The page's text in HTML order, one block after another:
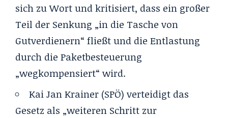
sich zu Wort und kritisiert, dass ein großer
Teil der Senkung „in die Tasche von
Gutverdienern“ fließt und die Entlastung
durch die Paketbesteuerung
„wegkompensiert“ wird.
Kai Jan Krainer (SPÖ) verteidigt das
Gesetz als „weiteren Schritt zur